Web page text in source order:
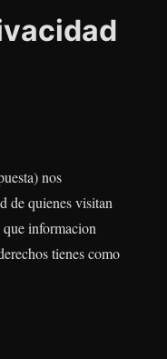
nos
de quienes visitan
informacion
tienes como